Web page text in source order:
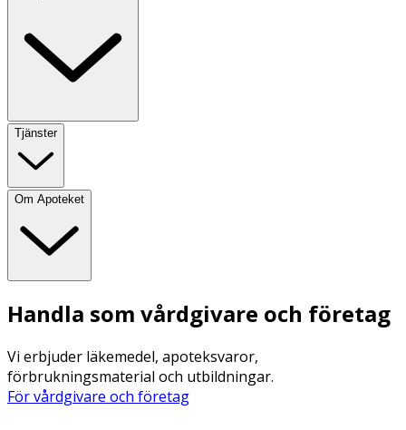
Tjänster
Om Apoteket
Handla som vårdgivare och företag
Vi erbjuder läkemedel, apoteksvaror,
förbrukningsmaterial och utbildningar.
För vårdgivare och företag